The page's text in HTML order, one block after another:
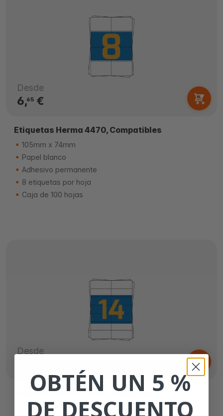
Desde
6,65€
Etiquetas Herma 4470, Compatibles
105mm x 74mm
Papel blanco
Adhesivo permanente
8 etiquetas por hoja
Caja de 100 hojas
Desde
Etiquetas Herma 4674, Compatible
105mm x 42,3mm
OBTÉN UN 5 %
DE DESCUENTO